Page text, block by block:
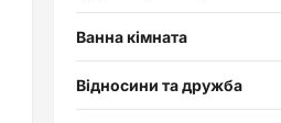
Ванна кімната
Відносини та дружба